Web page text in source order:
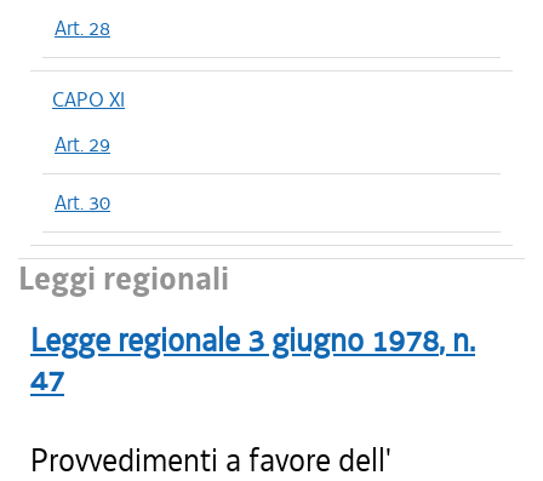
Art. 28
CAPO XI
Art. 29
Art. 30
Leggi regionali
Legge regionale 3 giugno 1978, n.
47
Provvedimenti a favore dell'